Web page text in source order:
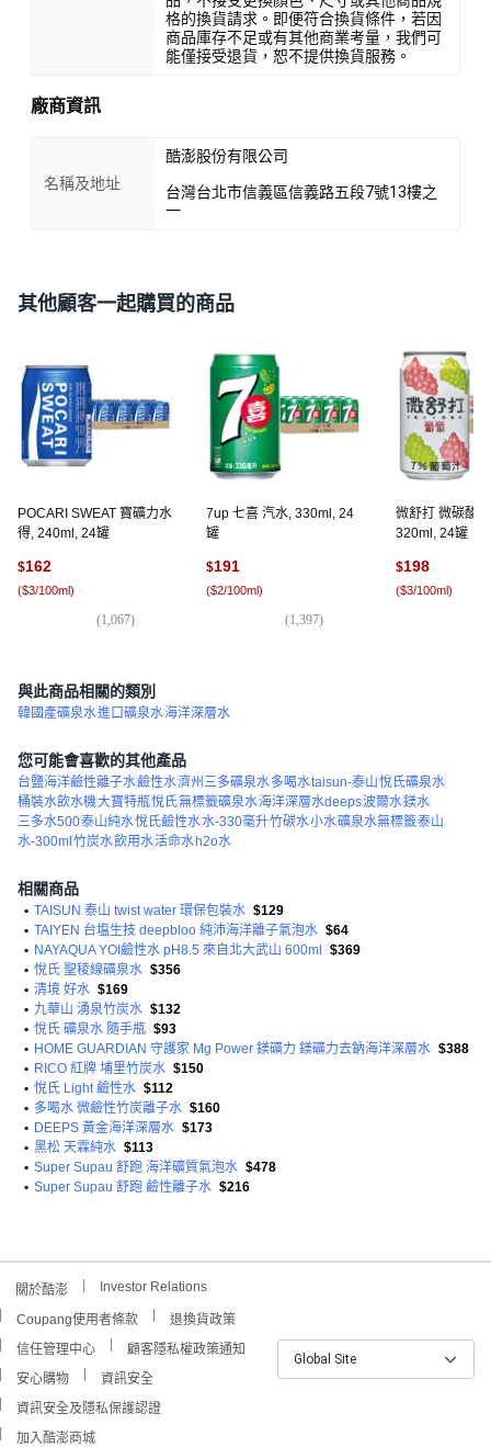
格的換貨請求。即便符合換貨條件，若因
商品庫存不足或有其他商業考量，我們可
能僅接受退貨，恕不提供換貨服務。
廠商資訊
名稱及地址
酷澎股份有限公司
台灣台北市信義區信義路五段7號13樓之
一
其他顧客一起購買的商品
POCARI SWEAT 寶礦力水
得, 240ml, 24罐
$162
($3/100ml)
(1,067)
7up 七喜 汽水, 330ml, 24
罐
$191
($2/100ml)
(1,397)
微舒打 微碳酸
320ml, 24罐
$198
($3/100ml)
與此商品相關的類別
韓國產礦泉水進口礦泉水海洋深層水
您可能會喜歡的其他產品
台鹽海洋鹼性離子水鹼性水濟州三多礦泉水多喝水taisun-泰山悅氏礦泉水
桶裝水飲水機大寶特瓶悅氏無標籤礦泉水海洋深層水deeps波爾水鎂水
三多水500泰山純水悅氏鹼性水水-330毫升竹碳水小水礦泉水無標籤泰山
水-300ml 竹炭水飲用水活命水 h2o水
相關商品
• TAISUN 泰山 twist water 環保包裝水 $129
• TAIYEN 台塩生技 deepbloo 純沛海洋離子氣泡水 $64
• NAYAQUA YOI鹼性水 pH8.5 來自北大武山 600ml
$369
• 悅氏 聖稜線礦泉水 $356
• 清境 好水 $169
• 九華山 湧泉竹炭水 $132
• 悅氏 礦泉水 隨手瓶 $93
• HOME GUARDIAN 守護家 Mg Power 鎂礦力 鎂礦力去鈉海洋深層水 $388
• RICO 紅牌 埔里竹炭水 $150
• 悅氏 Light 鹼性水 $112
• 多喝水 微鹼性竹炭離子水 $160
• DEEPS 黃金海洋深層水 $173
• 黑松 天霖純水 $113
• Super Supau 舒跑 海洋礦質氣泡水 $478
• Super Supau 舒跑 鹼性離子水 $216
關於酷澎 Investor Relations
Coupang使用者條款
退換貨政策
信任管理中心
顧客隱私權政策通知
安心購物
資訊安全
資訊安全及隱私保護認證
加入酷澎商城
Global Site